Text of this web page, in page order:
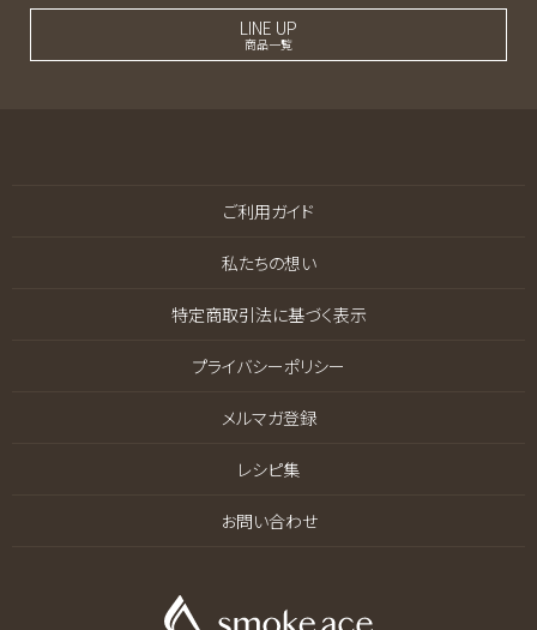
LINE UP
商品一覧
ご利用ガイド
私たちの想い
特定商取引法に基づく表示
プライバシーポリシー
メルマガ登録
レシピ集
お問い合わせ